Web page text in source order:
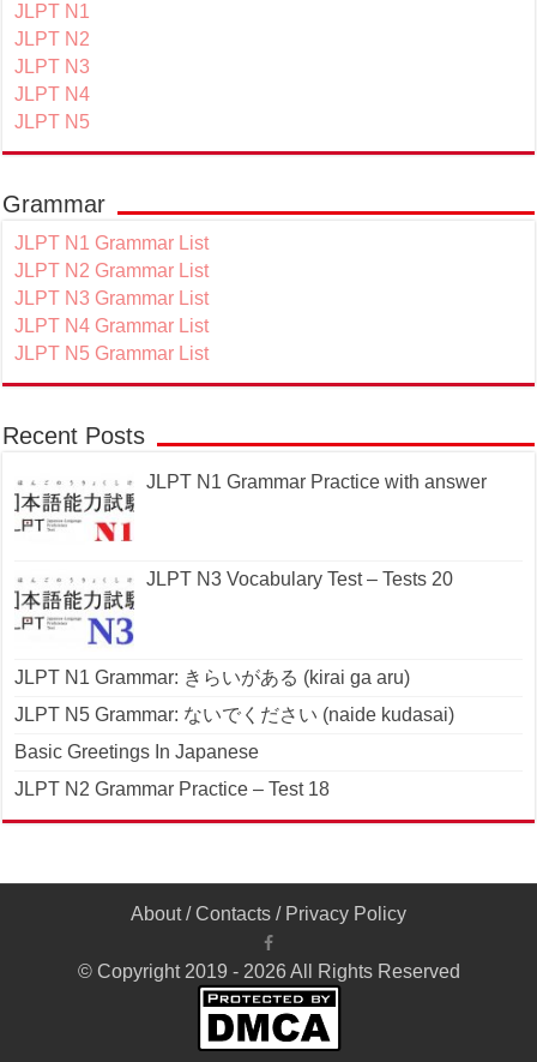
JLPT N1
JLPT N2
JLPT N3
JLPT N4
JLPT N5
Grammar
JLPT N1 Grammar List
JLPT N2 Grammar List
JLPT N3 Grammar List
JLPT N4 Grammar List
JLPT N5 Grammar List
Recent Posts
JLPT N1 Grammar Practice with answer
JLPT N3 Vocabulary Test – Tests 20
JLPT N1 Grammar: きらいがある (kirai ga aru)
JLPT N5 Grammar: ないでください (naide kudasai)
Basic Greetings In Japanese
JLPT N2 Grammar Practice – Test 18
About/Contacts / Privacy Policy
© Copyright 2019 - 2026 All Rights Reserved